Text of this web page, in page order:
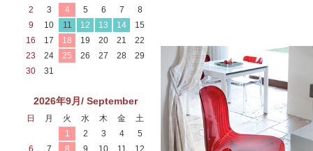
2
3 4 5 6 7
8
9
10 11 12 13 14
15
16
17 18 19 20 21
22
23
24 25 26 27 28
29
30
31
2026年9月/ September
日 月 火 水 木 金
土
1
2 3 4
5
6
7 8 9 10 11
12